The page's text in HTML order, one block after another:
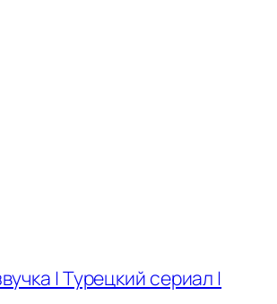
| Турецкий сериал |